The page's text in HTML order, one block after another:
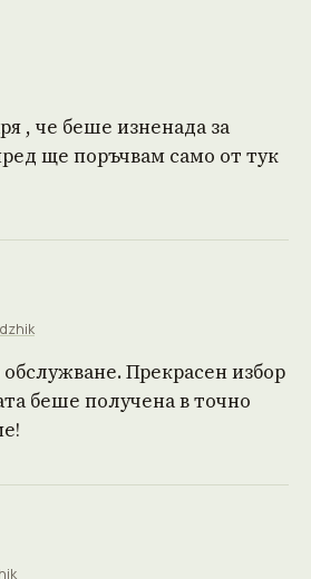
, че беше изненада за
ще поръчвам само от тук
Прекрасен избор
беше получена в точно